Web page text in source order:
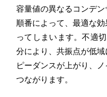
容量値の異なるコンデ
順番によって、最適な
ってしまいます。不適
分により、共振点が低
ピーダンスが上がり、
つながります。